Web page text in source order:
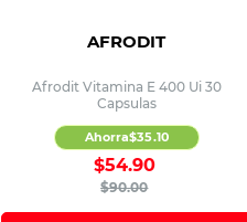
AFRODIT
Afrodit Vitamina E 400 Ui 30
Capsulas
$90.00
$54.90
Ahorra$35.10